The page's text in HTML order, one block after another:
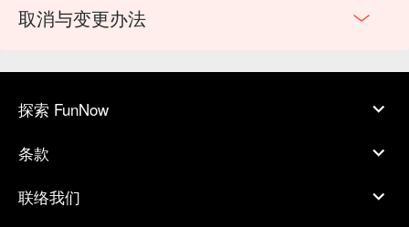
取消与变更办法
探索 FunNow
条款
联络我们